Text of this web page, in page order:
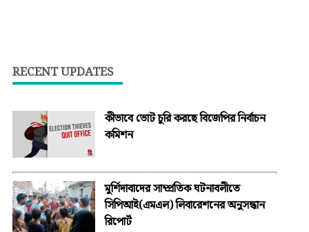
RECENT UPDATES
কীভাবে ভোট চুরি করছে বিজেপির নির্বাচন
কমিশন
মুর্শিদাবাদের সাম্প্রতিক ঘটনাবলীতে
সিপিআই(এমএল) লিবারেশনের অনুসন্ধান
রিপোর্ট